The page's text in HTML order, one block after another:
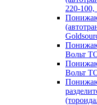
220-100,
Вольт
Вольт